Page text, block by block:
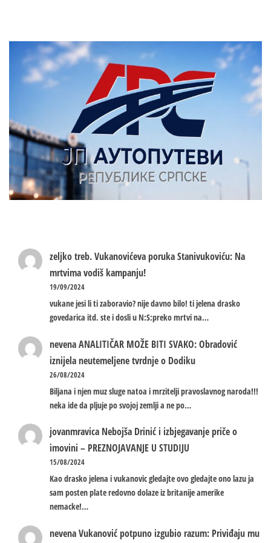
zeljko treb.Vukanovićeva poruka Stanivukoviću: Na
mrtvima vodiš kampanju!
19/09/2024
vukane jesi li ti zaboravio? nije davno bilo! ti jelena drasko
govedarica itd. ste i dosli u N:S:preko mrtvi na…
nevenaANALITIČAR MOŽE BITI SVAKO: Obradović
iznijela neutemeljene tvrdnje o Dodiku
26/08/2024
Biljana i njen muz sluge natoa i mrzitelji pravoslavnog naroda!!!
neka ide da pljuje po svojoj zemlji a ne po…
jovanmravica Nebojša Drinić i izbjegavanje priče o
imovini – PREZNOJAVANJE U STUDIJU
15/08/2024
Kao drasko jelena i vukanovic gledajte ovo gledajte ono lazu ja
sam posten plate redovno dolaze iz britanije amerike
nemacke!…
nevenaVukanović potpuno izgubio razum: Priviđaju mu